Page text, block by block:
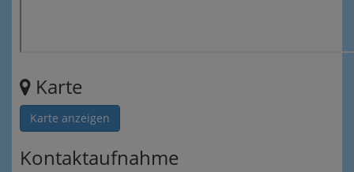
Karte
Karte anzeigen
Kontaktaufnahme